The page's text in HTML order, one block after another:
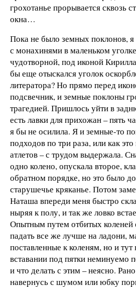
грохотанье прорывается сквозь
окна…
Пока не было земных поклонов, я
с монахинями в маленьком
чудотворной, под иконой
бы еще отыскался уголок
литератора? Но прямо перед
подсвечник, и земные поклоны
трагедией. Пришлось уйти в
есть лавки для прихожан – пять
я бы не осилила. Я и земные-то
подходов по три раза, или как
атлетов – с трудом выдержала.
одно колено, опускала второе,
обратном порядке, но это было
старушечье кряканье. Потом
Наташа впереди меня быстро
ныряя к полу, и так же ловко
Опытным путем отбитых коленей
падать все же лучше на ладони,
поставленные к коленям, но и
вставании под пятки неминуемо
и что делать с этим – неясно.
навернусь с шумом или юбку